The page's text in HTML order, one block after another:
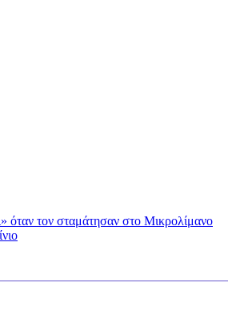
όταν τον σταμάτησαν στο Μικρολίμανο